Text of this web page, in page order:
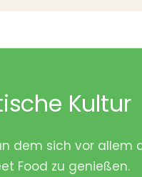
Kultur
dem sich vor allem
Food zu genießen.